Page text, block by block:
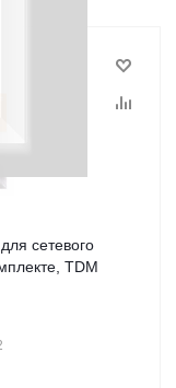
сетевого
TDM